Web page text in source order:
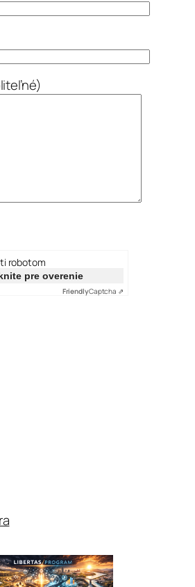
robotom
pre overenie
FriendlyCaptcha ⇗